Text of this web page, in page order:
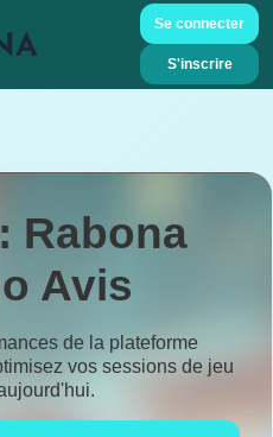
Se connecter
S'inscrire
Rabona
Avis
de la plateforme
vos sessions de jeu